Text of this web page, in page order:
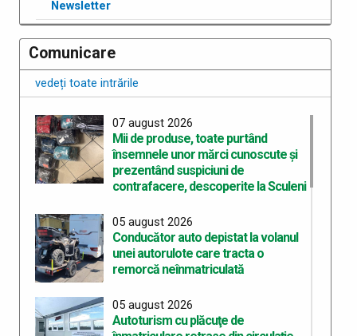
Newsletter
Comunicare
vedeți toate intrările
07 august 2026
Mii de produse, toate purtând
însemnele unor mărci cunoscute şi
prezentând suspiciuni de
contrafacere, descoperite la Sculeni
05 august 2026
Conducător auto depistat la volanul
unei autorulote care tracta o
remorcă neînmatriculată
05 august 2026
Autoturism cu plăcuţe de